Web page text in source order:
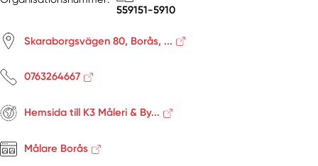
559151-5910
Skaraborgsvägen 80, Borås, ...
0763264667
Hemsida till K3 Måleri & By...
Målare Borås